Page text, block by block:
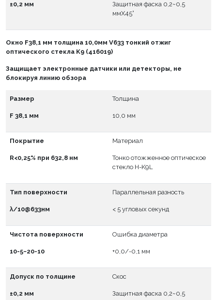
±0,2 мм
Защитная фаска 0,2~0,5
ммX45°
Окно F38,1 мм толщина 10,0мм V633 тонкий отжиг
оптического стекла K9 (416019)
Защищает электронные датчики или детекторы, не
блокируя линию обзора
Размер
F 38,1 мм
Толщина
10,0 мм
Покрытие
R<0,25% при 632,8 нм
Материал
Тонко отожженное оптическое
стекло H-K9L
Тип поверхности
λ/10@633нм
Параллельная разность
< 5 угловых секунд
Чистота поверхности
10-5~20-10
Ошибка диаметра
+0,0/-0,1 мм
Допуск по толщине
±0,2 мм
Скос
Защитная фаска 0,2~0,5